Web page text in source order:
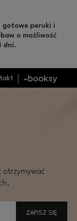
gotowe peruki i
o możliwość
dni.
otrzymywać
ZAPISZ SIĘ